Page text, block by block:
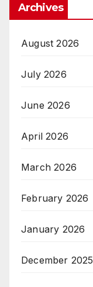
Archives
August 2026
July 2026
June 2026
April 2026
March 2026
February 2026
January 2026
December 2025